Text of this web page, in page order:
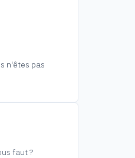
n'êtes pas
faut ?